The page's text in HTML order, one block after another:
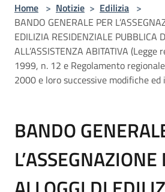
Home > Notizie > Edilizia >
BANDO GENERALE PER
EDILIZIA RESIDENZIALE PUBBLICA
ALL’ASSISTENZA ABITATIVA
1999, n. 12 e Regolamento
2000 e loro successive modifiche
BANDO
L’ASSEGNAZIONE